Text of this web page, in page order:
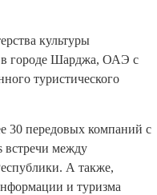
культуры
в городе Шарджа, ОАЭ с
туристического
30 передовых компаний с
встречи между
А также,
и туризма